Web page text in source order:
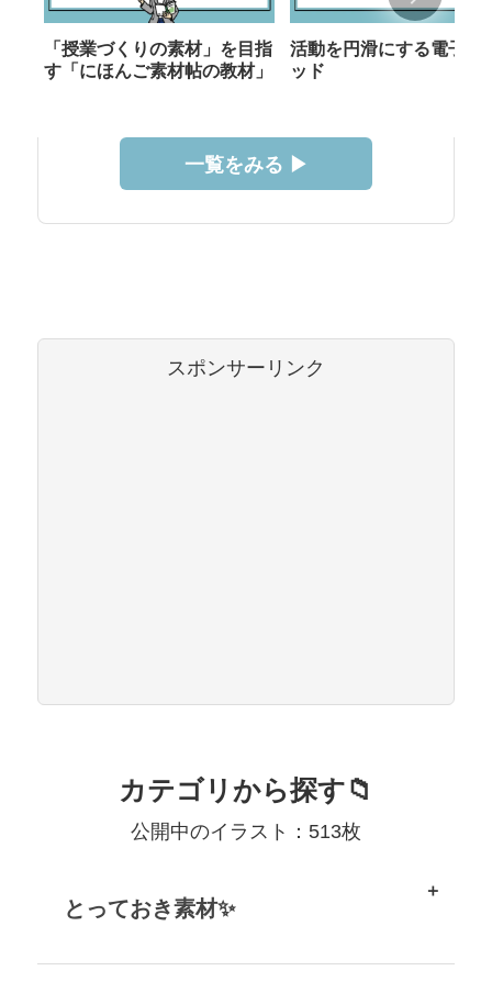
「授業づくりの素材」を目指
す「にほんご素材帖の教材」
活動を円滑にする電子メ
ッド
一覧をみる ▶︎
スポンサーリンク
カテゴリから探す📁
公開中のイラスト：513枚
とっておき素材✨